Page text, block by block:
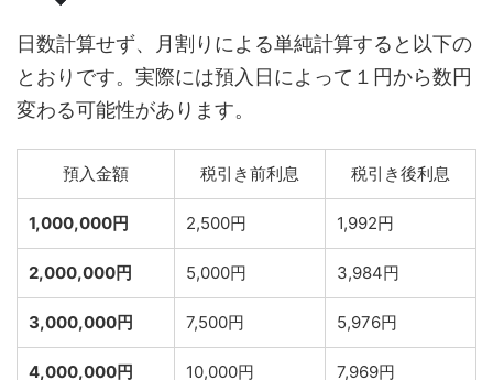
日数計算せず、月割りによる単純計算すると以下の
とおりです。実際には預入日によって１円から数円
変わる可能性があります。
預入金額 税引き前利息 税引き後利息
1,000,000円 2,500円 1,992円
2,000,000円 5,000円 3,984円
3,000,000円 7,500円 5,976円
4,000,000円 10,000円 7,969円